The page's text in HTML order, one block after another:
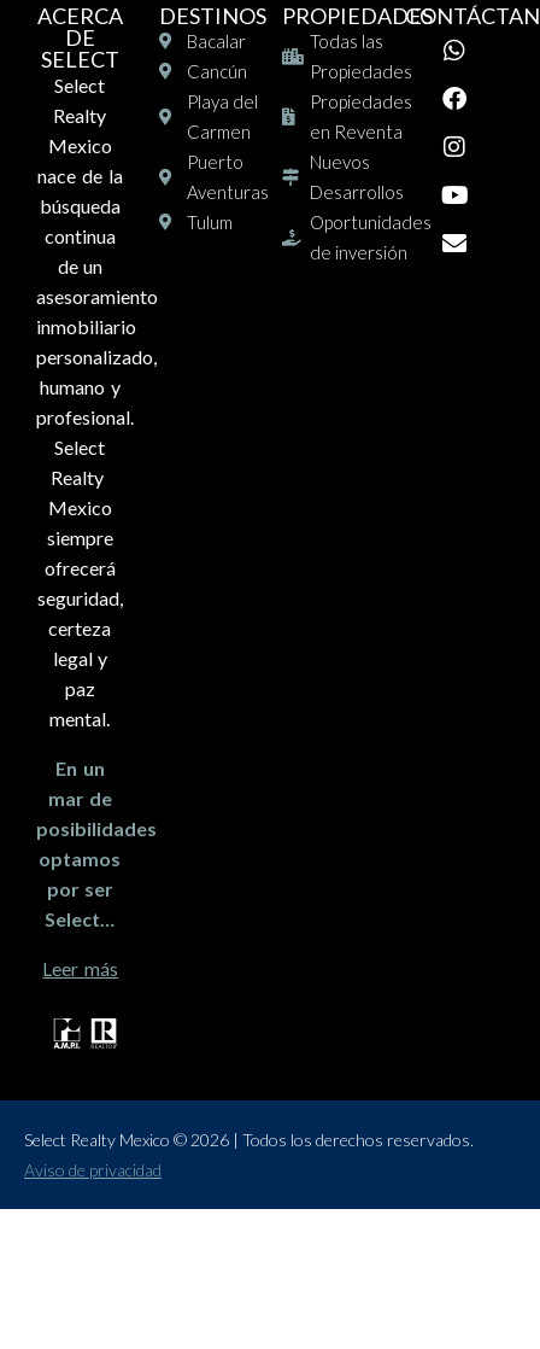
ACERCA
DE
SELECT
Select
Realty
Mexico
nace de la
búsqueda
continua
de un
asesoramiento
inmobiliario
personalizado,
humano y
profesional.
Select
Realty
Mexico
siempre
ofrecerá
seguridad,
certeza
legal y
paz
mental.
En un
mar de
posibilidades
optamos
por ser
Select…
Leer más
DESTINOS
Bacalar
Cancún
Playa del
Carmen
Puerto
Aventuras
Tulum
PROPIEDADES
Todas las
Propiedades
Propiedades
en Reventa
Nuevos
Desarrollos
Oportunidades
de inversión
Select Realty Mexico © 2026 | Todos los derechos reservados.
Aviso de privacidad